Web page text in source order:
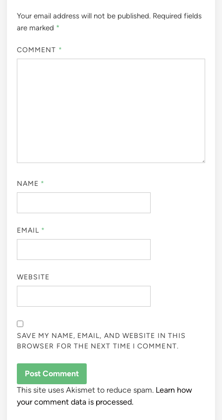
Your email address will not be published. Required fields
are marked *
COMMENT *
NAME *
EMAIL *
WEBSITE
SAVE MY NAME, EMAIL, AND WEBSITE IN THIS
BROWSER FOR THE NEXT TIME I COMMENT.
This site uses Akismet to reduce spam. Learn how
your comment data is processed.